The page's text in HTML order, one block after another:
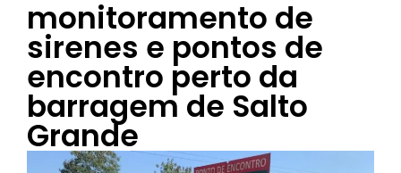
monitoramento de
sirenes e pontos de
encontro perto da
barragem de Salto
Grande